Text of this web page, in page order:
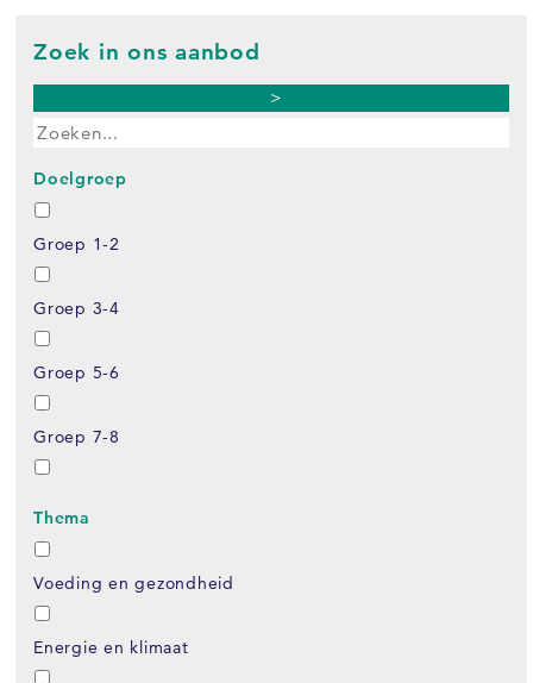
Zoek in ons aanbod
>
Doelgroep
Groep 1-2
Groep 3-4
Groep 5-6
Groep 7-8
Thema
Voeding en gezondheid
Energie en klimaat